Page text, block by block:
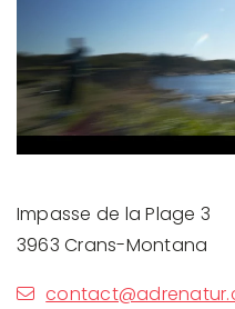
Impasse de la Plage 3
3963 Crans-Montana